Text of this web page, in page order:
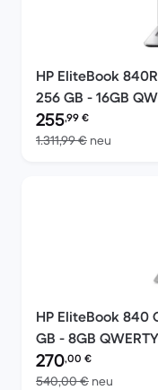
HP EliteBook
256 GB - 16GB
Preis des erneuerten
255,99 €
1.311,99 € neu
HP EliteBook 840
GB - 8GB
Preis des erneuerten
270,00 €
540,00 € neu